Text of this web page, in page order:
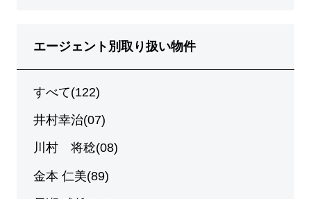
エージェント別取り扱い物件
すべて(122)
井村幸治(07)
川村 将稔(08)
金本 仁美(89)